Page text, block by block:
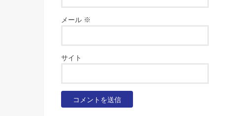
メール ※
サイト